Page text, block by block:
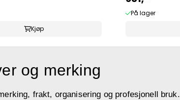
Kjøp
På lager
og merking
frakt, organisering og profesjonell bruk.